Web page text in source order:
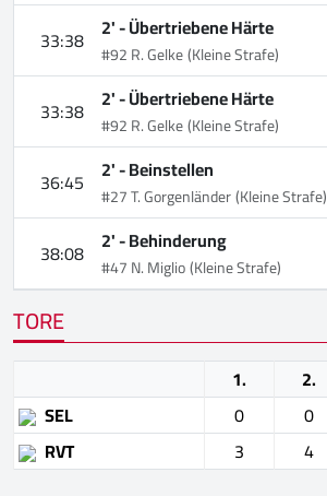
33:38 2' -Übertriebene Härte
#92 R. Gelke(Kleine Strafe)
33:38 2' -Übertriebene Härte
#92 R. Gelke(Kleine Strafe)
36:45 2' -Beinstellen
#27 T. Gorgenländer(Kleine Strafe)
38:08 2' -Behinderung
#47 N. Miglio(Kleine Strafe)
TORE
1. 2.
SEL
0 0
RVT
3 4